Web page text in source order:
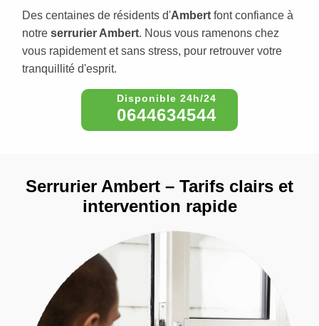
Des centaines de résidents d'Ambert font confiance à
notre serrurier Ambert. Nous vous ramenons chez
vous rapidement et sans stress, pour retrouver votre
tranquillité d'esprit.
0644634544
Serrurier Ambert – Tarifs clairs et
intervention rapide